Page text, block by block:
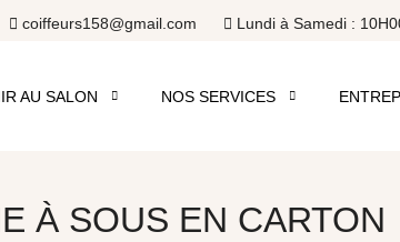
coiffeurs158@gmail.com Lundi à Samedi :
AU SALON NOS SERVICES
À SOUS EN CARTON